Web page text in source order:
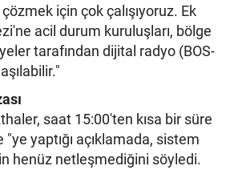
için çok çalışıyoruz. Ek
acil durum kuruluşları, bölge
tarafından dijital radyo (BOS-
saat 15:00'ten kısa bir süre
yaptığı açıklamada, sistem
henüz netleşmediğini söyledi.